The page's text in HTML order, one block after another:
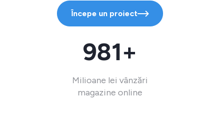
Începe un proiect
981+
Milioane lei vânzări
magazine online